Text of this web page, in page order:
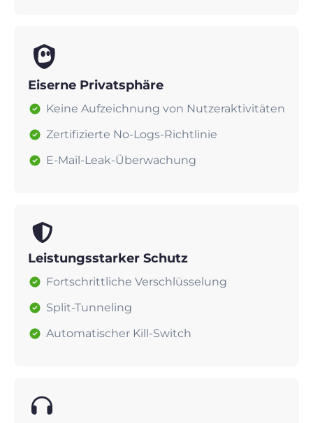
Eiserne Privatsphäre
Keine Aufzeichnung von Nutzeraktivitäten
Zertifizierte No-Logs-Richtlinie
E-Mail-Leak-Überwachung
Leistungsstarker Schutz
Fortschrittliche Verschlüsselung
Split-Tunneling
Automatischer Kill-Switch